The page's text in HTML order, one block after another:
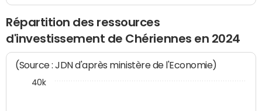
Répartition des ressources
d'investissement de Chériennes en 2024
(Source : JDN d'après ministère de l'Economie)
40k